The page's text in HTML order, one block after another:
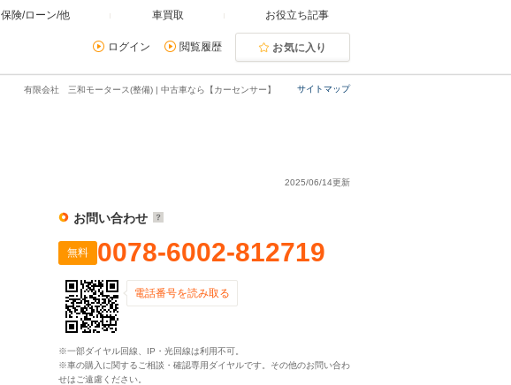
保険/ローン/他 車買取 お役立ち記事
ログイン 閲覧履歴 お気に入り
サイトマップ
有限会社 三和モータース(整備) | 中古車なら【カーセンサー】
2025/06/14更新
お問い合わせ
無料 0078-6002-812719
電話番号を読み取る
※一部ダイヤル回線、IP・光回線は利用不可。
※車の購入に関するご相談・確認専用ダイヤルです。その他のお問い合わ
せはご遠慮ください。